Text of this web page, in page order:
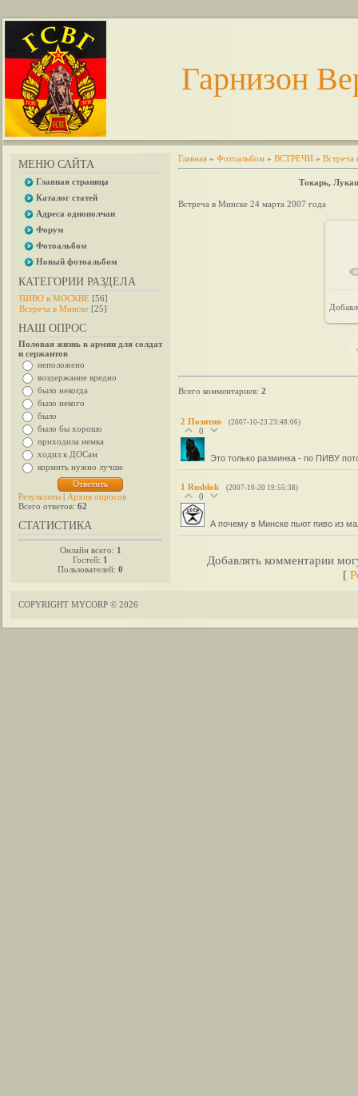
Гарнизон
МЕНЮ САЙТА
Главная страница
Каталог статей
Адреса однополчан
Форум
Фотоальбом
Новый фотоальбом
КАТЕГОРИИ РАЗДЕЛА
ПИВО в МОСКВЕ [56]
Встреча в Минске [25]
НАШ ОПРОС
Половая жизнь в армии для солдат
и сержантов
неположено
воздержание вредно
было некогда
было некого
было
было бы хорошо
приходила немка
ходил к ДОСам
кормить нужно лучше
Результаты | Архив опросов
Всего ответов: 62
СТАТИСТИКА
Онлайн всего: 1
Гостей: 1
Пользователей: 0
Главная » Фотоальбом » ВСТРЕЧИ » Встреча
Токарь,
Встреча в Минске 24 марта 2007 года
Всего комментариев: 2
2 Позитив (2007-10-23 23:48:06)
0
Это только разминка - по ПИВУ
1 Rusblok (2007-10-20 19:55:38)
0
А почему в Минске пьют пиво из
Добавлять комментарии
[
COPYRIGHT MYCORP © 2026